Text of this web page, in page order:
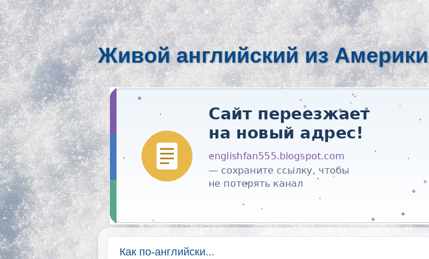
Живой английский из Америки
Как по-английски...